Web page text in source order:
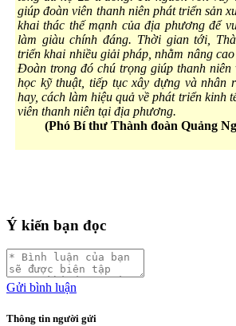
giúp đoàn viên thanh niên phát triển sản
khai thác thế mạnh của địa phương để
làm giàu chính đáng. Thời gian tới,
triển khai nhiều giải pháp, nhằm nâng
Đoàn trong đó chú trọng giúp thanh niên
học kỹ thuật, tiếp tục xây dựng và nhân
hay, cách làm hiệu quả về phát triển kinh
viên thanh niên tại địa phương.
(Phó Bí thư Thành đoàn Quảng
Ý kiến bạn đọc
Gửi bình luận
Thông tin người gửi